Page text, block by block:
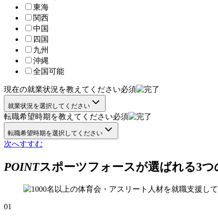
東海
関西
中国
四国
九州
沖縄
全国可能
現在の就業状況を教えてください必須
就業状況を選択してください
転職希望時期を教えてください必須
転職希望時期を選択してください
次へすすむ
POINTスポーツフォースが選ばれる3つ
01